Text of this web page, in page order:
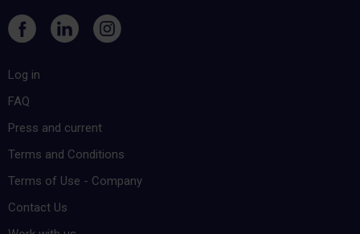
Log in
FAQ
Press and current
Terms and Conditions
Terms of Use - Company
Contact Us